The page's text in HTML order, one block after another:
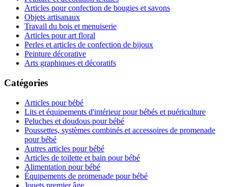
Articles pour confection de bougies et savons
Objets artisanaux
Travail du bois et menuiserie
Articles pour art floral
Perles et articles de confection de bijoux
Peinture décorative
Arts graphiques et décoratifs
Catégories
Articles pour bébé
Lits et équipements d'intérieur pour bébés et puériculture
Peluches et doudous pour bébé
Poussettes, systèmes combinés et accessoires de promenade
pour bébé
Autres articles pour bébé
Articles de toilette et bain pour bébé
Alimentation pour bébé
Équipements de promenade pour bébé
Jouets premier âge